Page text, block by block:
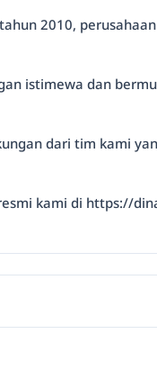
2010,
istimewa dan
dari tim kami
kami di https://